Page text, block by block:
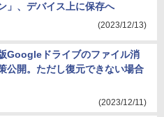
」、デバイス上に保存へ
(2023/12/13)
Googleドライブのファイル消
公開。ただし復元できない場合
(2023/12/11)